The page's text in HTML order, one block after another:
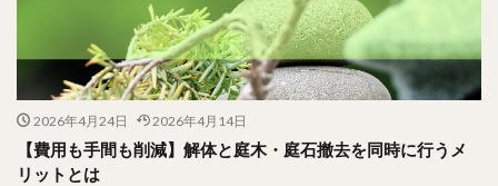
2026年4月24日 2026年4月14日
【費用も手間も削減】解体と庭木・庭石撤去を同時に行うメ
リットとは